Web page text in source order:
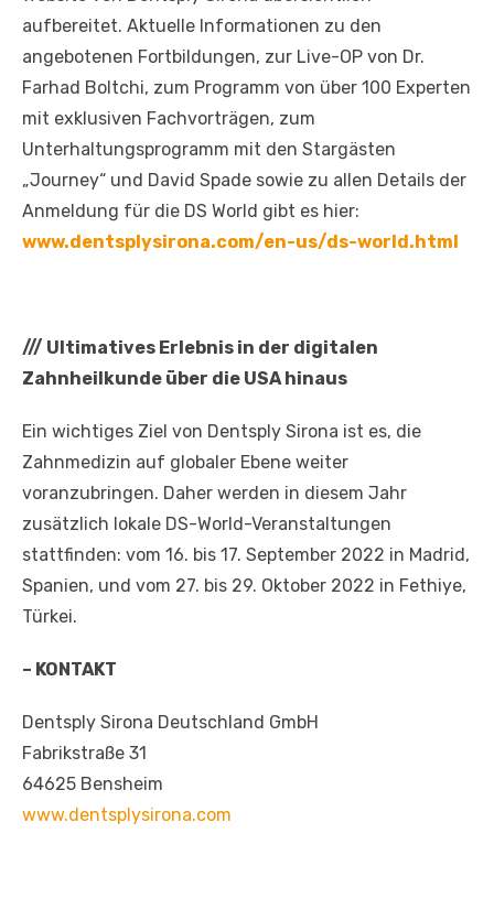
aufbereitet. Aktuelle Informationen zu den
angebotenen Fortbildungen, zur Live-OP von Dr.
Farhad Boltchi, zum Programm von über 100 Experten
mit exklusiven Fachvorträgen, zum
Unterhaltungsprogramm mit den Stargästen
„Journey“ und David Spade sowie zu allen Details der
Anmeldung für die DS World gibt es hier:
www.dentsplysirona.com/en-us/ds-world.html
/// Ultimatives Erlebnis in der digitalen
Zahnheilkunde über die USA hinaus
Ein wichtiges Ziel von Dentsply Sirona ist es, die
Zahnmedizin auf globaler Ebene weiter
voranzubringen. Daher werden in diesem Jahr
zusätzlich lokale DS-World-Veranstaltungen
stattfinden: vom 16. bis 17. September 2022 in Madrid,
Spanien, und vom 27. bis 29. Oktober 2022 in Fethiye,
Türkei.
– KONTAKT
Dentsply Sirona Deutschland GmbH
Fabrikstraße 31
64625 Bensheim
www.dentsplysirona.com